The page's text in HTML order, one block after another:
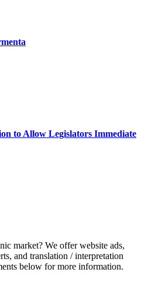
to Allow Legislators Immediate
market? We offer website ads,
and translation / interpretation
below for more information.